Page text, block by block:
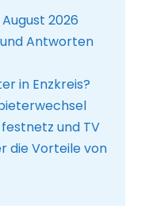
2026
Antworten
in Enzkreis?
und TV
die Vorteile von